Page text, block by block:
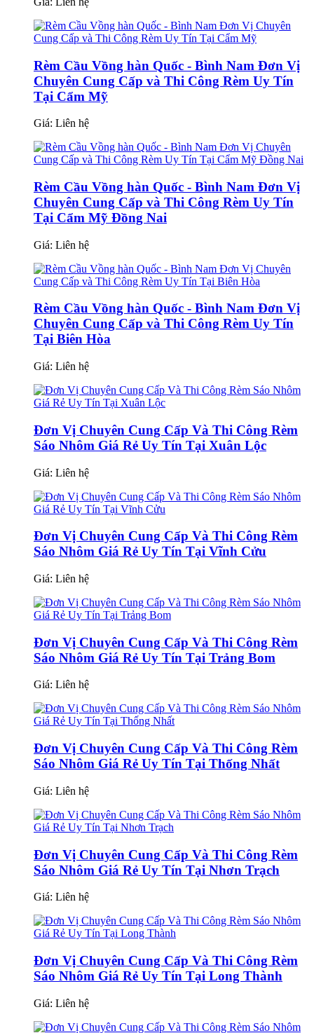
Rèm Cầu Vồng hàn Quốc - Bình Nam Đơn Vị
Chuyên Cung Cấp và Thi Công Rèm Uy Tín
Tại Cẩm Mỹ
Giá: Liên hệ
Rèm Cầu Vồng hàn Quốc - Bình Nam Đơn Vị
Chuyên Cung Cấp và Thi Công Rèm Uy Tín
Tại Cẩm Mỹ Đồng Nai
Giá: Liên hệ
Rèm Cầu Vồng hàn Quốc - Bình Nam Đơn Vị
Chuyên Cung Cấp và Thi Công Rèm Uy Tín
Tại Biên Hòa
Giá: Liên hệ
Đơn Vị Chuyên Cung Cấp Và Thi Công Rèm
Sáo Nhôm Giá Rẻ Uy Tín Tại Xuân Lộc
Giá: Liên hệ
Đơn Vị Chuyên Cung Cấp Và Thi Công Rèm
Sáo Nhôm Giá Rẻ Uy Tín Tại Vĩnh Cửu
Giá: Liên hệ
Đơn Vị Chuyên Cung Cấp Và Thi Công Rèm
Sáo Nhôm Giá Rẻ Uy Tín Tại Trảng Bom
Giá: Liên hệ
Đơn Vị Chuyên Cung Cấp Và Thi Công Rèm
Sáo Nhôm Giá Rẻ Uy Tín Tại Thống Nhất
Giá: Liên hệ
Đơn Vị Chuyên Cung Cấp Và Thi Công Rèm
Sáo Nhôm Giá Rẻ Uy Tín Tại Nhơn Trạch
Giá: Liên hệ
Đơn Vị Chuyên Cung Cấp Và Thi Công Rèm
Sáo Nhôm Giá Rẻ Uy Tín Tại Long Thành
Giá: Liên hệ